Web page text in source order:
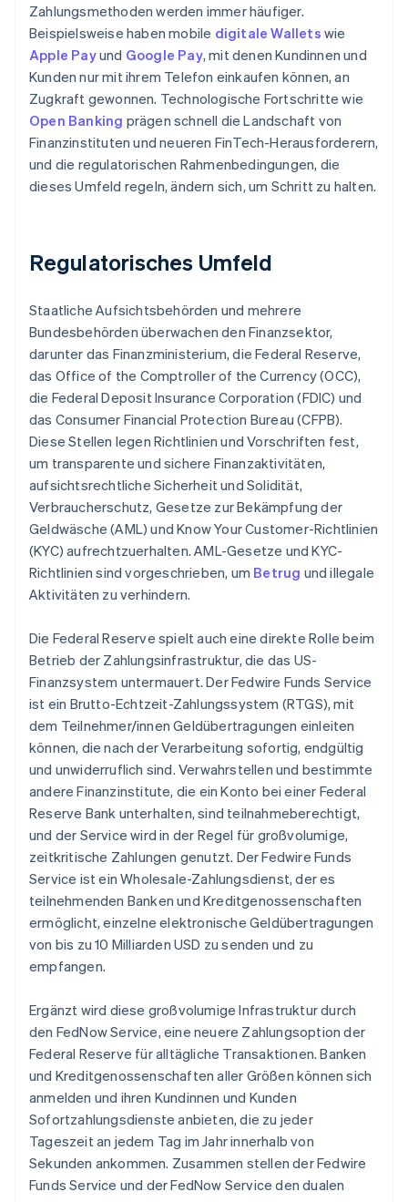
Zahlungsmethoden werden immer häufiger.
Beispielsweise haben mobile digitale Wallets wie
Apple Payund Google Pay, mit denen Kundinnen und
Kunden nur mit ihrem Telefon einkaufen können, an
Zugkraft gewonnen. Technologische Fortschritte wie
Open Banking prägen schnell die Landschaft von
Finanzinstituten und neueren FinTech-Herausforderern,
und die regulatorischen Rahmenbedingungen, die
dieses Umfeld regeln, ändern sich, um Schritt zu halten.
Regulatorisches Umfeld
Staatliche Aufsichtsbehörden und mehrere
Bundesbehörden überwachen den Finanzsektor,
darunter das Finanzministerium, die Federal Reserve,
das Office of the Comptroller of the Currency (OCC),
die Federal Deposit Insurance Corporation (FDIC) und
das Consumer Financial Protection Bureau (CFPB).
Diese Stellen legen Richtlinien und Vorschriften fest,
um transparente und sichere Finanzaktivitäten,
aufsichtsrechtliche Sicherheit und Solidität,
Verbraucherschutz, Gesetze zur Bekämpfung der
Geldwäsche (AML) und Know Your Customer-Richtlinien
(KYC) aufrechtzuerhalten. AML-Gesetze und KYC-
Richtlinien sind vorgeschrieben, um Betrug und illegale
Aktivitäten zu verhindern.
Die Federal Reserve spielt auch eine direkte Rolle beim
Betrieb der Zahlungsinfrastruktur, die das US-
Finanzsystem untermauert. Der Fedwire Funds Service
ist ein Brutto-Echtzeit-Zahlungssystem (RTGS), mit
dem Teilnehmer/innen Geldübertragungen einleiten
können, die nach der Verarbeitung sofortig, endgültig
und unwiderruflich sind. Verwahrstellen und bestimmte
andere Finanzinstitute, die ein Konto bei einer Federal
Reserve Bank unterhalten, sind teilnahmeberechtigt,
und der Service wird in der Regel für großvolumige,
zeitkritische Zahlungen genutzt. Der Fedwire Funds
Service ist ein Wholesale-Zahlungsdienst, der es
teilnehmenden Banken und Kreditgenossenschaften
ermöglicht, einzelne elektronische Geldübertragungen
von bis zu 10 Milliarden USD zu senden und zu
empfangen.
Ergänzt wird diese großvolumige Infrastruktur durch
den FedNow Service, eine neuere Zahlungsoption der
Federal Reserve für alltägliche Transaktionen. Banken
und Kreditgenossenschaften aller Größen können sich
anmelden und ihren Kundinnen und Kunden
Sofortzahlungsdienste anbieten, die zu jeder
Tageszeit an jedem Tag im Jahr innerhalb von
Sekunden ankommen. Zusammen stellen der Fedwire
Funds Service und der FedNow Service den dualen